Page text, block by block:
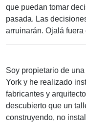
que puedan tomar
pasada. Las
arruinarán. Ojalá fuera
Soy propietario de
York y he realizado
fabricantes y
descubierto que un
construyendo, no